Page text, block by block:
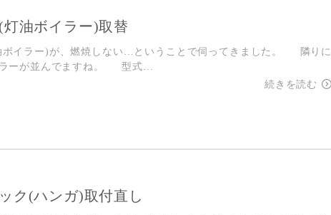
油ボイラー)取替
ボイラー)が、燃焼しない…ということで伺ってきました。 隣りに
ーが並んでますね。 型式…
ク(ハンガ)取付直し